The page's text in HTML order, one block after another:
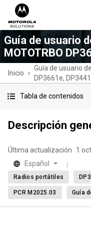
Guía de usuario
MOTOTRBO
Inicio
Guía de usuario
DP3661e,
Tabla de contenidos
Descripción
Última actualización 1
Español
Radios portátiles
PCR M2025.03 Guía